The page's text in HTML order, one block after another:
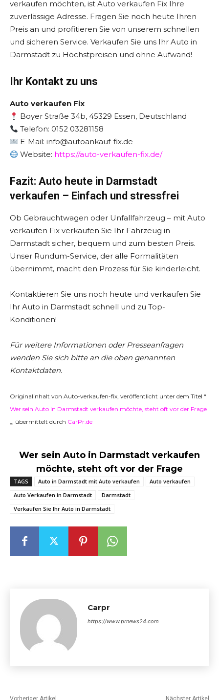
verkaufen möchten, ist Auto verkaufen Fix Ihre
zuverlässige Adresse. Fragen Sie noch heute Ihren
Preis an und profitieren Sie von unserem schnellen
und sicheren Service. Verkaufen Sie uns Ihr Auto in
Darmstadt zu Höchstpreisen und ohne Aufwand!
Ihr Kontakt zu uns
Auto verkaufen Fix
Boyer Straße 34b, 45329 Essen, Deutschland
Telefon: 0152 03281158
E-Mail: info@autoankauf-fix.de
Website: https://auto-verkaufen-fix.de/
Fazit: Auto heute in Darmstadt
verkaufen – Einfach und stressfrei
Ob Gebrauchtwagen oder Unfallfahrzeug – mit Auto
verkaufen Fix verkaufen Sie Ihr Fahrzeug in
Darmstadt sicher, bequem und zum besten Preis.
Unser Rundum-Service, der alle Formalitäten
übernimmt, macht den Prozess für Sie kinderleicht.
Kontaktieren Sie uns noch heute und verkaufen Sie
Ihr Auto in Darmstadt schnell und zu Top-
Konditionen!
Für weitere Informationen oder Presseanfragen
wenden Sie sich bitte an die oben genannten
Kontaktdaten.
Originalinhalt von Auto-verkaufen-fix, veröffentlicht unter dem Titel “
Wer sein Auto in Darmstadt verkaufen möchte, steht oft vor der Frage
„, übermittelt durch CarPr.de
Wer sein Auto in Darmstadt verkaufen
möchte, steht oft vor der Frage
TAGS Auto in Darmstadt mit Auto verkaufen
Auto verkaufen
Auto Verkaufen in Darmstadt
Darmstadt
Verkaufen Sie Ihr Auto in Darmstadt
Carpr
https://www.prnews24.com
Vorheriger Artikel Nächster Artikel